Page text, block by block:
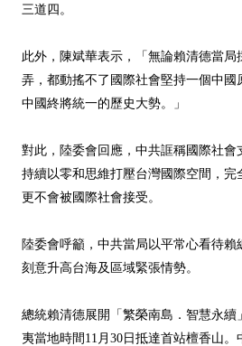
三道四。
此外，陳斌華表示，「無論賴清德當
弄，都動搖不了國際社會堅持一個中
中國終將統一的歷史大勢。」
對此，陸委會回應，中共誆稱國際社
持續以零和思維打壓台灣國際空間，
更不會被國際社會接受。
陸委會呼籲，中共當局以平常心看待
刻意升高台海及區域緊張情勢。
總統賴清德展開「繁榮南島．智慧永
夷當地時間11月30日抵達首站檀香山